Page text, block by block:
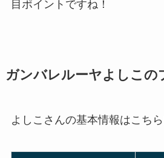
目ポイントですね！
ガンバレルーヤよしこの
よしこさんの基本情報はこち